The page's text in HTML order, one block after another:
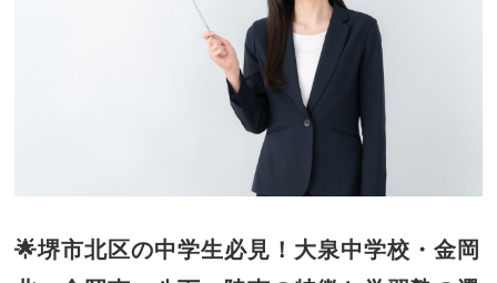
🌟堺市北区の中学生必見！大泉中学校・金岡